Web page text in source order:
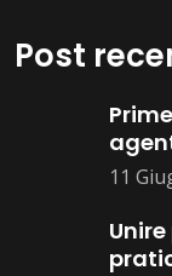
Post
11